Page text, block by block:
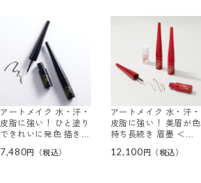
アートメイク 水・汗・
皮脂に強い！ ひと塗り
できれいに発色 描きや
ライナー ＜漆黒ブラッ
7,480
アートメイク 水・汗・
皮脂に強い！ 美眉が色
持ち長続き 眉墨 ＜ナ
本スペシャルセット
12,100